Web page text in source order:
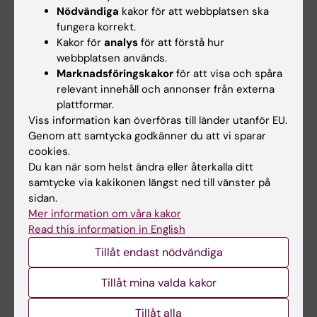
PREPRINT:MEDRXIV.2025
Excess GDNF associates with a subtype of
schizophrenia with enhanced dopamine and
increased prefrontal dysfunction
Runneberger I; Garton D; Choopanian P;
Montaño-Rodríguez A; Mirzaie M; Orhan F;
Yakimov V; Moussiopoulou J; Iivanainen V;
Olfat S; CDP-Working group; Schmitt A; Falkai
P; Keskitalo S; Varjosalo M; Cervenka S;
Sellgren C; Erhardt S; Fagerström-Billai F;
Damdimopoulos A; Engberg G; Wagner E;
Raabe F; Andressoo J-O
PREPRINT:BIORXIV.2024
Serotonin system development and adult
function are regulated by GDNF
Garton DR; Runneberger I; Casserly L;
Schorling T; Montaño-Rodríguez AR; Iivananen
V; Kopra JJ; Mätlik K; Fagerström-Billai F;
Damdimopoulos A; Piepponen TP; Andressoo
J-O
CONFERENCE PUBLICATION:EUROPEAN
RESPIRATORY JOURNAL.2021;58:pa3070
Investigation of gene expression in relation to
omalizumab treatment and peanut oral
Nödvändiga kakor för att webbplatsen ska
fungera korrekt.
Kakor för analys för att förstå hur
webbplatsen används.
Marknadsföringskakor för att visa och spåra
relevant innehåll och annonser från externa
plattformar.
Viss information kan överföras till länder utanför EU.
Genom att samtycka godkänner du att vi sparar
cookies.
Du kan när som helst ändra eller återkalla ditt
samtycke via kakikonen längst ned till vänster på
sidan.
Mer information om våra kakor
Read this information in English
Tillåt endast nödvändiga
Tillåt mina valda kakor
Tillåt alla